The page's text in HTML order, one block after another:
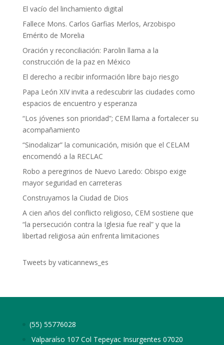
El vacío del linchamiento digital
Fallece Mons. Carlos Garfias Merlos, Arzobispo
Emérito de Morelia
Oración y reconciliación: Parolin llama a la
construcción de la paz en México
El derecho a recibir información libre bajo riesgo
Papa León XIV invita a redescubrir las ciudades como
espacios de encuentro y esperanza
“Los jóvenes son prioridad”; CEM llama a fortalecer su
acompañamiento
“Sinodalizar” la comunicación, misión que el CELAM
encomendó a la RECLAC
Robo a peregrinos de Nuevo Laredo: Obispo exige
mayor seguridad en carreteras
Construyamos la Ciudad de Dios
A cien años del conflicto religioso, CEM sostiene que
“la persecución contra la Iglesia fue real” y que la
libertad religiosa aún enfrenta limitaciones
Tweets by vaticannews_es
(55) 55776028
Valparaíso 107 Col Tepeyac Insurgentes 07020